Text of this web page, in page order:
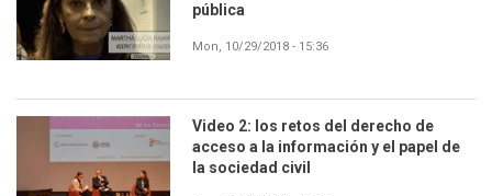
pública
Mon, 10/29/2018 - 15:36
Video 2: los retos del derecho de
acceso a la información y el papel de
la sociedad civil